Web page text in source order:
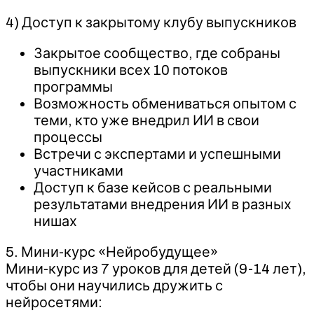
4) Доступ к закрытому клубу выпускников
Закрытое сообщество, где собраны
выпускники всех 10 потоков
программы
Возможность обмениваться опытом с
теми, кто уже внедрил ИИ в свои
процессы
Встречи с экспертами и успешными
участниками
Доступ к базе кейсов с реальными
результатами внедрения ИИ в разных
нишах
5. Мини-курс «Нейробудущее»
Мини-курс из 7 уроков для детей (9-14 лет),
чтобы они научились дружить с
нейросетями: